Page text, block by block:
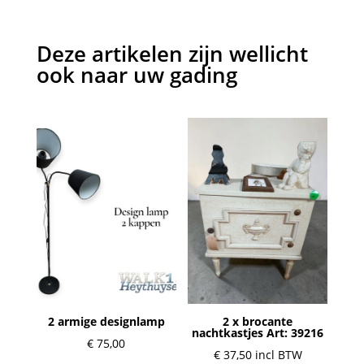
Deze artikelen zijn wellicht
ook naar uw gading
2 armige designlamp
€ 75,00
2 x brocante
nachtkastjes Art: 39216
€37,50 incl BTW